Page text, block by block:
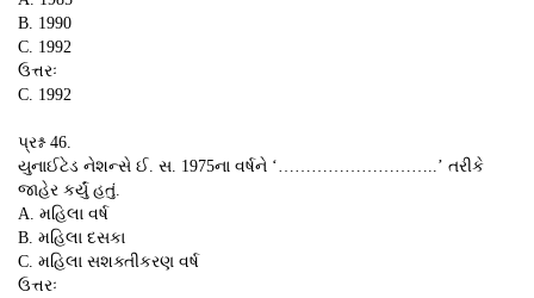
B. 1990
C. 1992
ઉત્તરઃ
C. 1992
પ્રશ્ન 46.
યુનાઈટેડ નેશન્સે ઈ. સ. 1975ના વર્ષને ‘………………………..’ તરીકે
જાહેર કર્યું હતું.
A. મહિલા વર્ષ
B. મહિલા દસકા
C. મહિલા સશક્તીકરણ વર્ષ
ઉત્તરઃ